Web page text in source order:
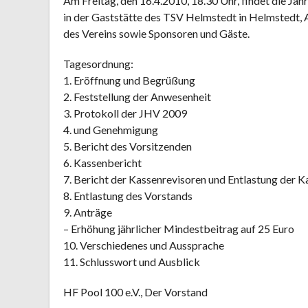
in der Gaststätte des TSV Helmstedt in
des Vereins sowie Sponsoren und Gäste.
Tagesordnung:
1. Eröffnung und Begrüßung
2. Feststellung der Anwesenheit
3. Protokoll der JHV 2009
4. und Genehmigung
5. Bericht des Vorsitzenden
6. Kassenbericht
7. Bericht der Kassenrevisoren und Entlastung der
8. Entlastung des Vorstands
9. Anträge
– Erhöhung jährlicher Mindestbeitrag auf 25 Euro
10. Verschiedenes und Aussprache
11. Schlusswort und Ausblick
HF Pool 100 e.V., Der Vorstand